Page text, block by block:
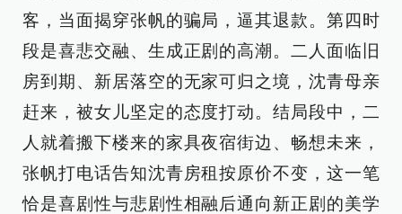
客，当面揭穿张帆的骗局，逼其退款。第四时
段是喜悲交融、生成正剧的高潮。二人面临旧
房到期、新居落空的无家可归之境，沈青母亲
赶来，被女儿坚定的态度打动。结局段中，二
人就着搬下楼来的家具夜宿街边、畅想未来，
张帆打电话告知沈青房租按原价不变，这一笔
恰是喜剧性与悲剧性相融后通向新正剧的美学